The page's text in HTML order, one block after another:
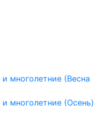
многолетние (Весна
многолетние (Осень)